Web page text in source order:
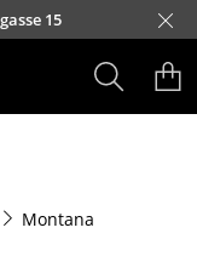
15
Montana